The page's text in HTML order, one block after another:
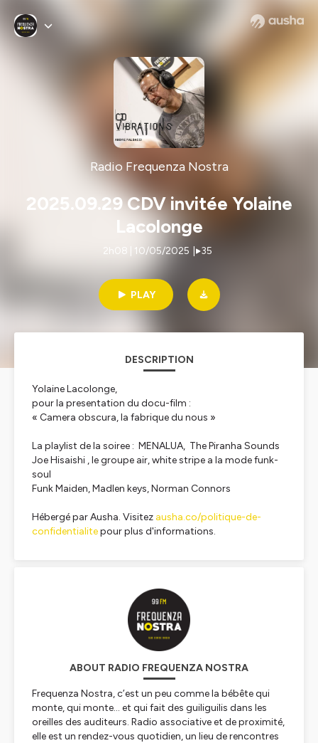
Radio Frequenza Nostra
2025.09.29 CDV invitée Yolaine
Lacolonge
2h08 | 10/05/2025 35
PLAY
DESCRIPTION
Yolaine Lacolonge,
pour la presentation du docu-film :
« Camera obscura, la fabrique du nous »
La playlist de la soiree : MENALUA, The Piranha Sounds
Joe Hisaishi , le groupe air, white stripe a la mode funk-
soul
Funk Maiden, Madlen keys, Norman Connors
Hébergé par Ausha. Visitez ausha.co/politique-de-
confidentialitepour plus d'informations.
ABOUT RADIO FREQUENZA NOSTRA
Frequenza Nostra, c’est un peu comme la bébête qui
monte, qui monte… et qui fait des guiliguilis dans les
oreilles des auditeurs. Radio associative et de proximité,
elle est un rendez-vous quotidien, un lieu de rencontres